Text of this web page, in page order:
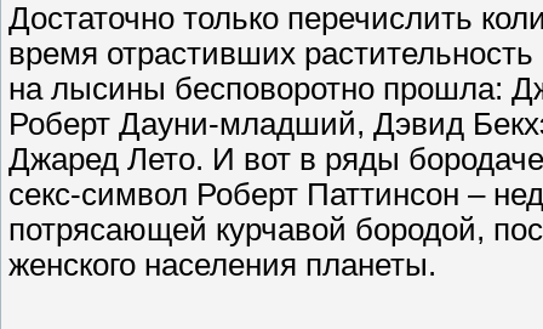
Достаточно только перечислить
время отрастивших
на лысины бесповоротно прошла:
Роберт Дауни-младший, Дэвид
Джаред Лето. И вот в ряды
секс-символ Роберт Паттинсон –
потрясающей курчавой бородой,
женского населения планеты.